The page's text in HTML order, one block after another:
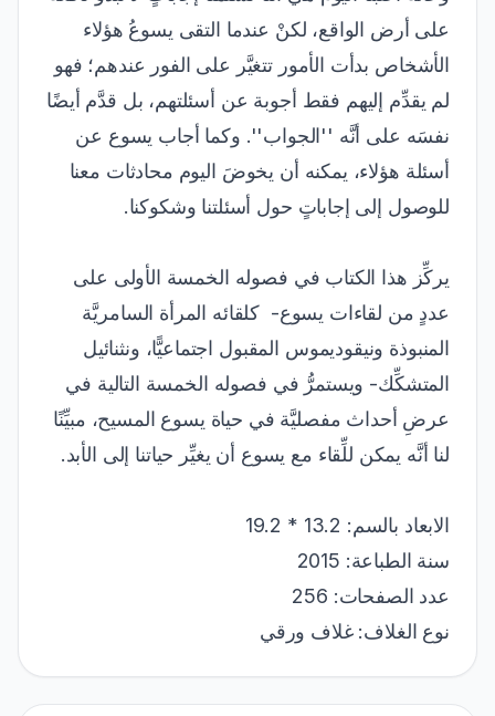
على أرض الواقع، لكنْ عندما التقى يسوعُ هؤلاء
الأشخاص بدأت الأمور تتغيَّر على الفور عندهم؛ فهو
لم يقدِّم إليهم فقط أجوبة عن أسئلتهم، بل قدَّم أيضًا
نفسَه على أنَّه ''الجواب''. وكما أجاب يسوع عن
أسئلة هؤلاء، يمكنه أن يخوضَ اليوم محادثات معنا
للوصول إلى إجاباتٍ حول أسئلتنا وشكوكنا.
يركِّز هذا الكتاب في فصوله الخمسة الأولى على
عددٍ من لقاءات يسوع- كلقائه المرأة السامريَّة
المنبوذة ونيقوديموس المقبول اجتماعيًّا، ونثنائيل
المتشكِّك- ويستمرُّ في فصوله الخمسة التالية في
عرضِ أحداث مفصليَّة في حياة يسوع المسيح، مبيِّنًا
لنا أنَّه يمكن للِّقاء مع يسوع أن يغيِّر حياتنا إلى الأبد.
الابعاد بالسم: 13.2 * 19.2
سنة الطباعة: 2015
عدد الصفحات: 256
نوع الغلاف: غلاف ورقي